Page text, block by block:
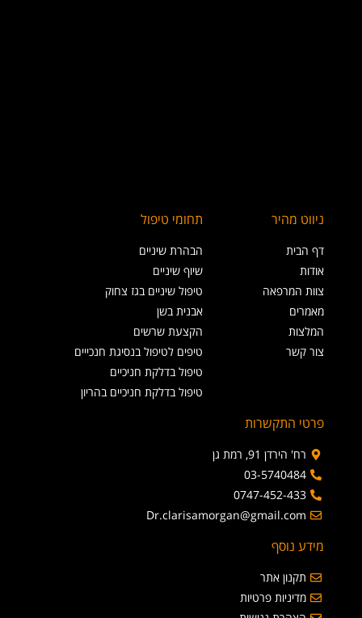
ניווט מהיר
דף הבית
אודות
צוות המרפאה
מאמרים
המלצות
צור קשר
תחומי טיפול
הבהרת שיניים
שיוף שיניים
טיפול שיניים בגז צחוק
אבנית בשן
הקצעת שרשים
טיפים לטיפול בנסיגת חנכייים
טיפול בדלקת חניכיים
טיפול בדלקת חניכיים בהריון
פרטי התקשרות
רח' הירדן 91, רמת גן
03-5740484
0747-452-433
Dr.clarisamorgan@gmail.com
מידע נוסף
תקנון אתר
מדיניות פרטיות